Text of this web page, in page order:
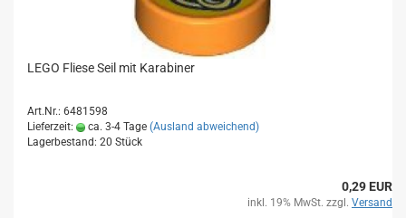
LEGO Fliese Seil mit Karabiner
Art.Nr.: 6481598
Lieferzeit:
ca. 3-4 Tage (Ausland abweichend)
Lagerbestand: 20 Stück
0,29 EUR
inkl. 19% MwSt. zzgl. Versand